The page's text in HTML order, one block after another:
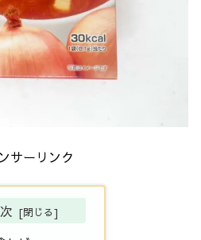
サーリンク